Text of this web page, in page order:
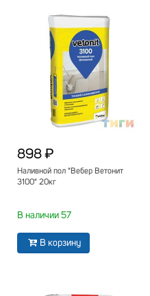
898 ₽
Наливной пол "Вебер Ветонит
3100" 20кг
В наличии 57
В корзину